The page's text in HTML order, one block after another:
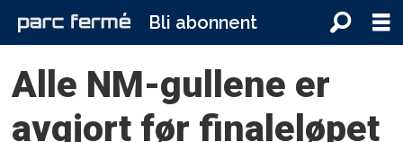
Bli abonnent
Alle NM-gullene er
avgjort før finaleløpet